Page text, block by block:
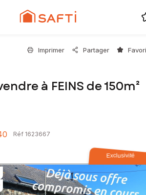
Imprimer Partager
à FEINS de 150m²
Réf 1623667
Exclusivité